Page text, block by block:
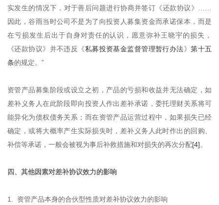
实发生的情况下，对于善后问题进行协商并签订《还款协议》……
因此，谷雨当时公司不是为了向投资人募集资金而承诺保本，而是
在亏损发生后出于自身对责任的认识，愿意弥补王晓宇的损失，
《还款协议》并不违反《私募投资基金监督管理暂行办法》第十五
条的规定。”
资管产品募集阶段或设立之初，产品的亏损和收益并无法确定，如
差补义务人在此阶段即向投资人作出差补承诺，委托理财关系将可
能异化为债权债务关系；而在资管产品运营过程中，如果损失已经
确定，或将大概率产生实际损失时，差补义务人此时作出的回购、
补偿等承诺，一般会被视为事后补救措施和对损失的再次分配[4]。
四、其他因素对差补协议效力的影响
1. 资管产品本身的合伙型性质对差补协议效力的影响